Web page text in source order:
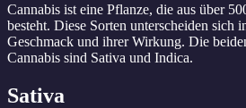
Cannabis ist eine Pflanze, die aus über
besteht. Diese Sorten unterscheiden sich
Geschmack und ihrer Wirkung. Die
Cannabis sind Sativa und Indica.
Sativa